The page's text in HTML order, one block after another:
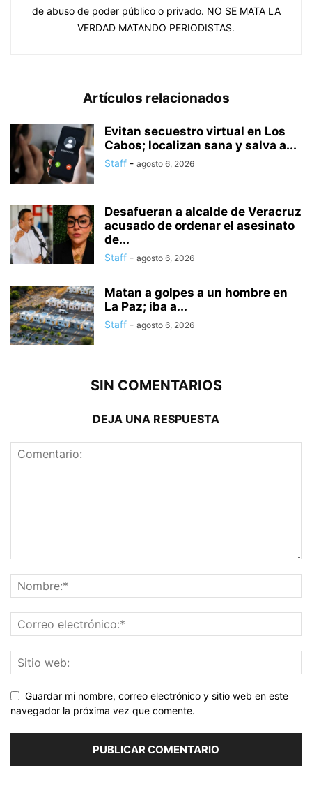
de abuso de poder público o privado. NO SE MATA LA
VERDAD MATANDO PERIODISTAS.
Artículos relacionados
Evitan secuestro virtual en Los
Cabos; localizan sana y salva a...
Staff - agosto 6, 2026
Desafueran a alcalde de Veracruz
acusado de ordenar el asesinato
de...
Staff - agosto 6, 2026
Matan a golpes a un hombre en
La Paz; iba a...
Staff - agosto 6, 2026
SIN COMENTARIOS
DEJA UNA RESPUESTA
Guardar mi nombre, correo electrónico y sitio web en este
navegador la próxima vez que comente.